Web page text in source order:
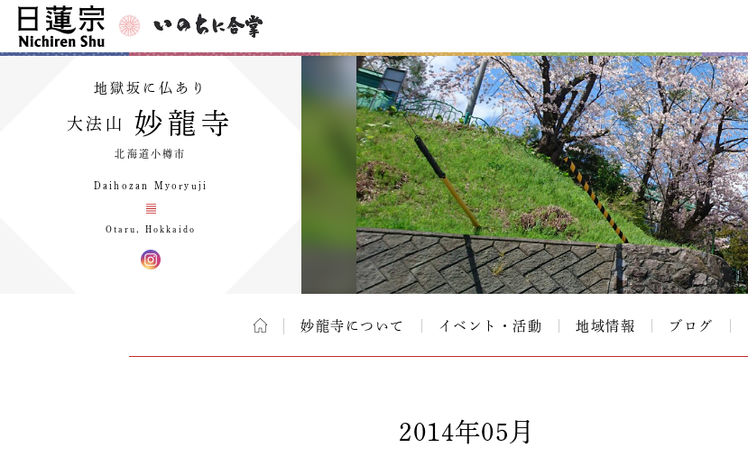
地獄坂に仏あり
大法山 妙龍寺
北海道小樽市
Daihozan Myoryuji
Otaru, Hokkaido
妙龍寺について イベント・活動 地域情報 ブログ
2014年05月